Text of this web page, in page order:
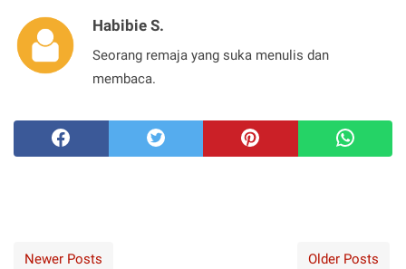
Habibie S.
Seorang remaja yang suka menulis dan
membaca.
Newer Posts Older Posts